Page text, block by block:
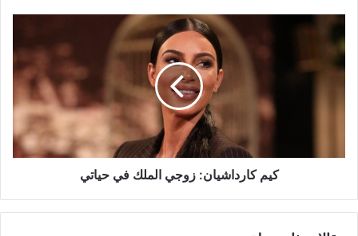
كيم
كارداشيان:
زوجي
الملك
في
كيم كارداشيان: زوجي الملك في حياتي